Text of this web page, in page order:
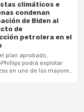
climáticos e
condenan
de Biden al
de
petrolera en el
plan aprobado,
podrá explotar
en uno de los mayores